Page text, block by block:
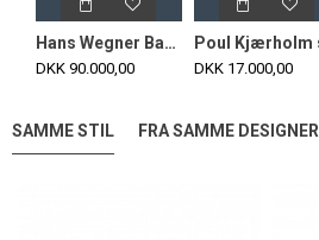
Hans Wegner Bamsestol nybetrukket med gråt Hallingdal stof
DKK 90.000,00 DKK 17.000,00
SAMME STIL FRA SAMME DESIGNER